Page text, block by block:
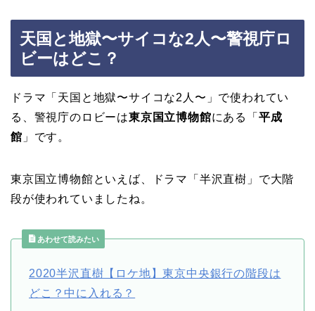
天国と地獄〜サイコな2人〜警視庁ロ
ビーはどこ？
ドラマ「天国と地獄〜サイコな2人〜」で使われてい
る、警視庁のロビーは東京国立博物館にある「 平成
館 」です。
東京国立博物館といえば、ドラマ「半沢直樹」で大階
段が使われていましたね。
あわせて読みたい
2020半沢直樹【ロケ地】東京中央銀行の階段は
どこ？中に入れる？